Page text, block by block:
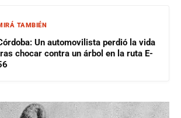
TAMBIÉN
Un automovilista perdió la vida
chocar contra un árbol en la ruta E-